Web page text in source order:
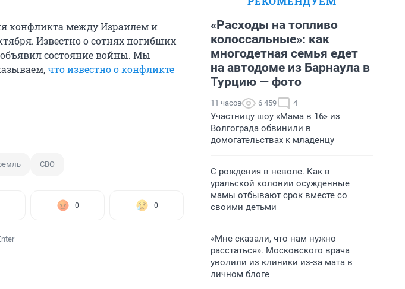
конфликта между Израилем и
Известно о сотнях погибших
состояние войны. Мы
что известно о конфликте
СВО
0 0
«Расходы на топливо
колоссальные»: как
многодетная семья едет
на автодоме из Барнаула в
Турцию — фото
11 часов 6 459 4
Участницу шоу «Мама в 16» из
Волгограда обвинили в
домогательствах к младенцу
С рождения в неволе. Как в
уральской колонии осужденные
мамы отбывают срок вместе со
своими детьми
«Мне сказали, что нам нужно
расстаться». Московского врача
уволили из клиники из-за мата в
личном блоге